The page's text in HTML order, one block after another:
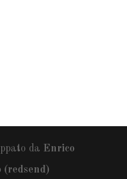
da Enrico
(redsend)